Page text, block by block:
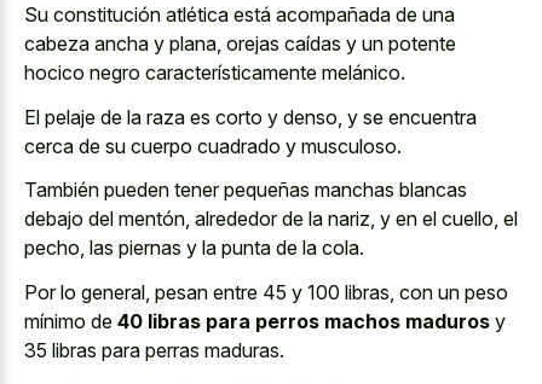
Su constitución atlética está acompañada de una
cabeza ancha y plana, orejas caídas y un potente
hocico negro característicamente melánico.
El pelaje de la raza es corto y denso, y se encuentra
cerca de su cuerpo cuadrado y musculoso.
También pueden tener pequeñas manchas blancas
debajo del mentón, alrededor de la nariz, y en el cuello, el
pecho, las piernas y la punta de la cola.
Por lo general, pesan entre 45 y 100 libras, con un peso
mínimo de 40 libras para perros machos maduros y
35 libras para perras maduras.